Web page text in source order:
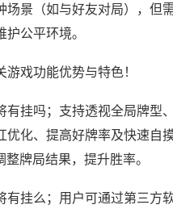
场景（如与好友对局），但
护公平环境。
游戏功能优势与特色！
有挂吗；支持透视全局牌型
优化、提高好牌率及快速自
整牌局结果，提升胜率。
有挂么；用户可通过第三方